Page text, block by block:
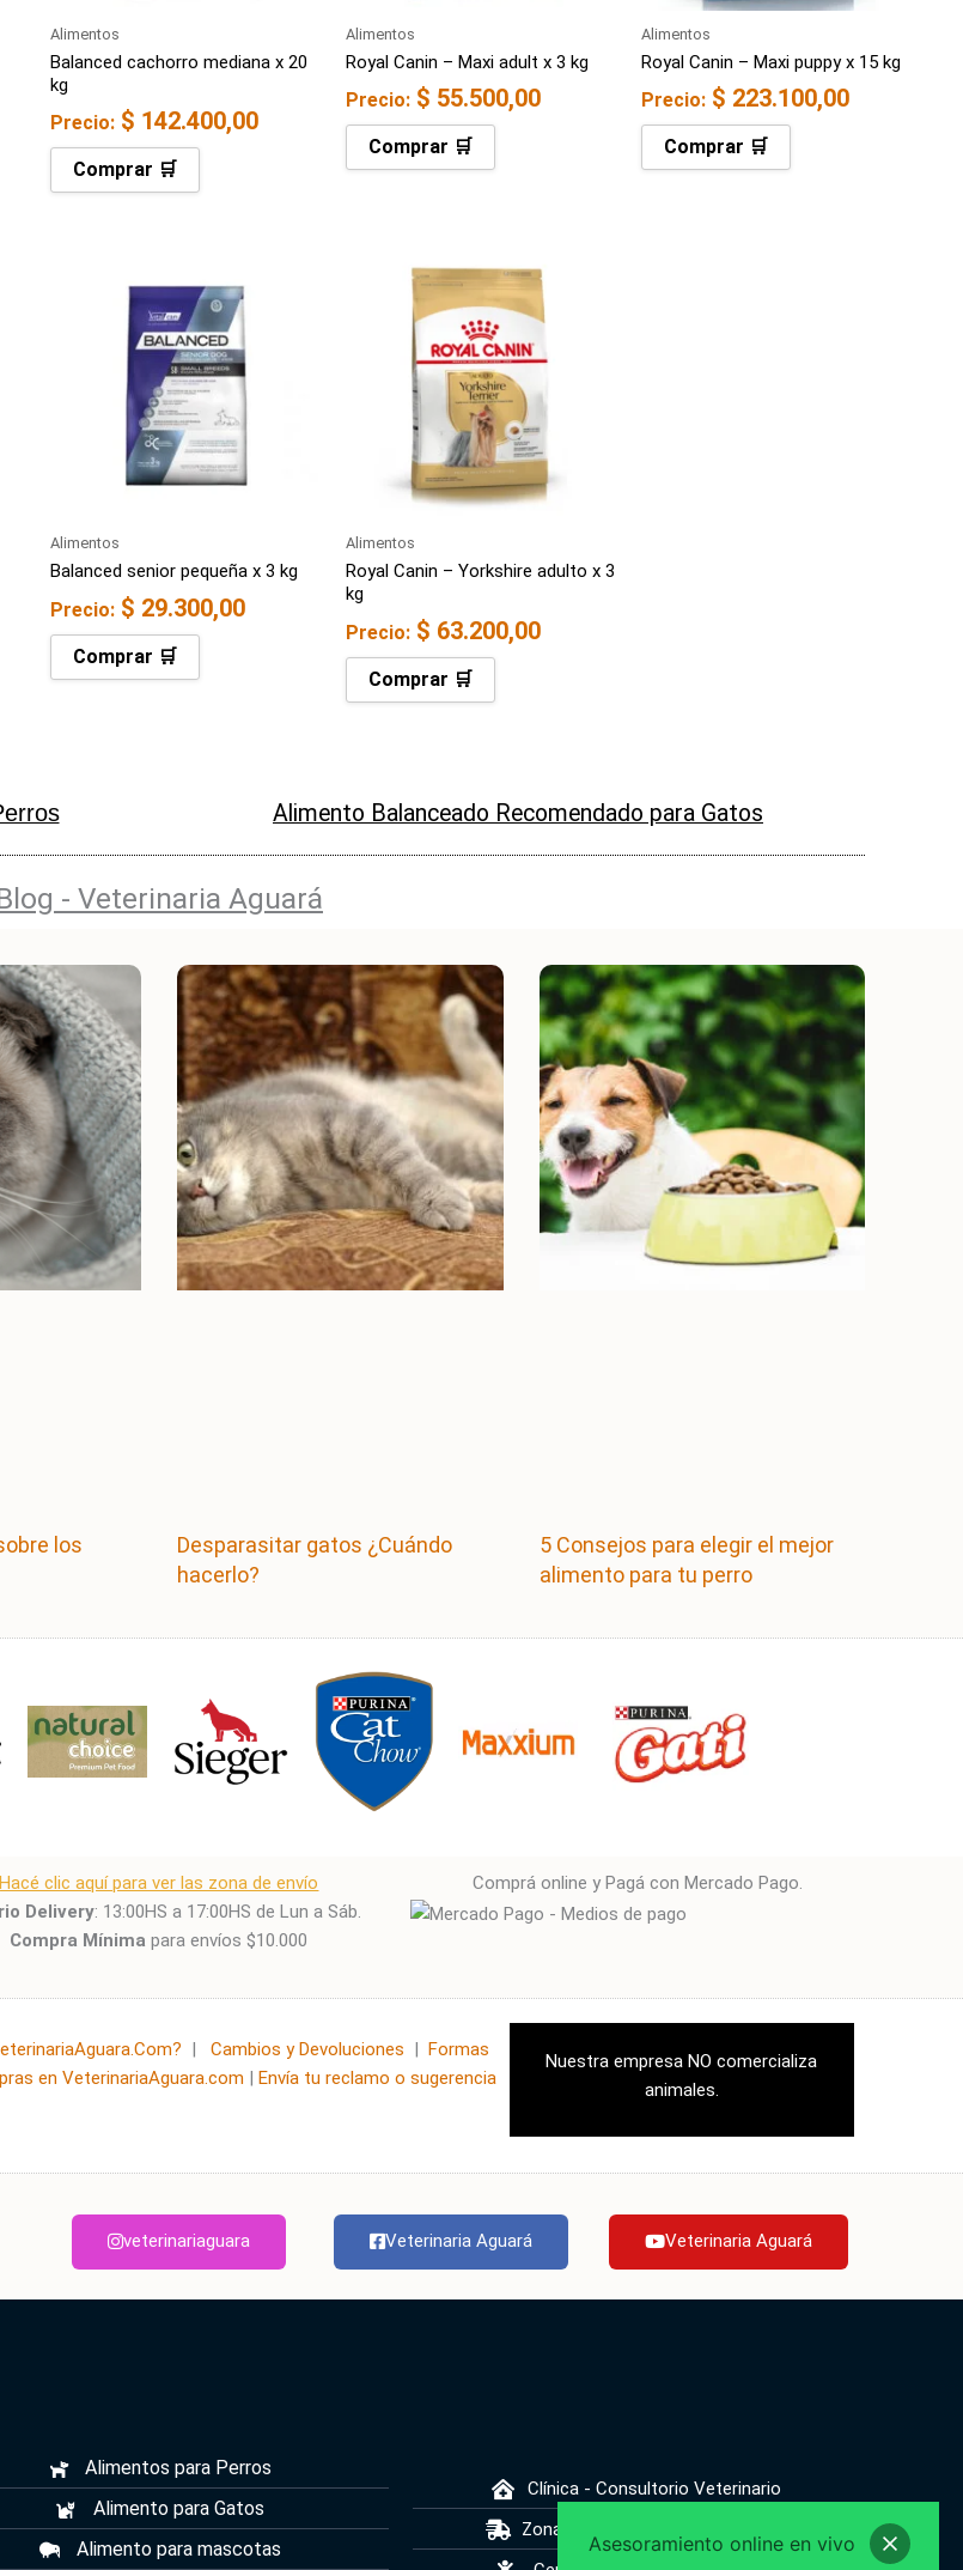
Alimentos
Balanced cachorro mediana x 20
kg
Precio: $ 142.400,00
Comprar 🛒
Alimentos
Royal Canin – Maxi adult x 3 kg
Precio: $ 55.500,00
Comprar 🛒
Alimentos
Royal Canin – Maxi puppy x 15 kg
Precio: $ 223.100,00
Comprar 🛒
Alimentos
Balanced senior pequeña x 3 kg
Precio: $ 29.300,00
Comprar 🛒
Alimentos
Royal Canin – Yorkshire adulto x 3
kg
Precio: $ 63.200,00
Comprar 🛒
Alimento Balanceado Recomendado para Gatos
- Veterinaria Aguará
los
Desparasitar gatos ¿Cuándo
hacerlo?
5 Consejos para elegir el mejor
alimento para tu perro
Hacé clic aquí para ver las zona de envío
Delivery: 13:00HS a 17:00HS de Lun a Sáb.
Compra Mínima para envíos $10.000
Comprá online y Pagá con Mercado Pago.
Cambios y Devoluciones
Formas
en VeterinariaAguara.com
Envía tu reclamo o sugerencia
Nuestra empresa NO comercializa
animales.
veterinariaguara Veterinaria Aguará Veterinaria Aguará
Alimentos para Perros
Alimento para Gatos
Alimento para mascotas
Clínica - Consultorio Veterinario
Zonas de Envíos Gratis y de Pago
Asesoramiento online en vivo